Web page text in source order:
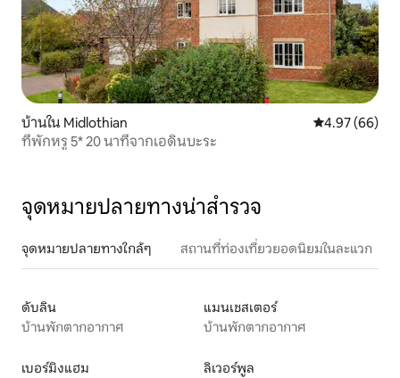
บ้านใน Midlothian คะแนนเฉลี่ย
4.97 (66)
ที่พักหรู 5* 20 นาทีจากเอดินบะระ
จุดหมายปลายทางน่าสำรวจ
จุดหมายปลายทางใกล้ๆ สถานที่ท่องเที่ยวยอดนิยมในละแวก
ดับลิน
บ้านพักตากอากาศ
แมนเชสเตอร์
บ้านพักตากอากาศ
เบอร์มิงแฮม
ลิเวอร์พูล